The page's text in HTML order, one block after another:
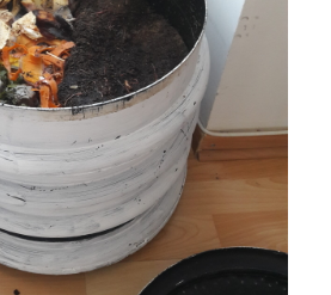
DEVENIR BÉNÉVOLE
DEVENIR VOLONTAIRE EN
SERVICE CIVIQUE
FAIRE UN DON
DEVENIR MÉCÈNE
AGENDA
BLOG